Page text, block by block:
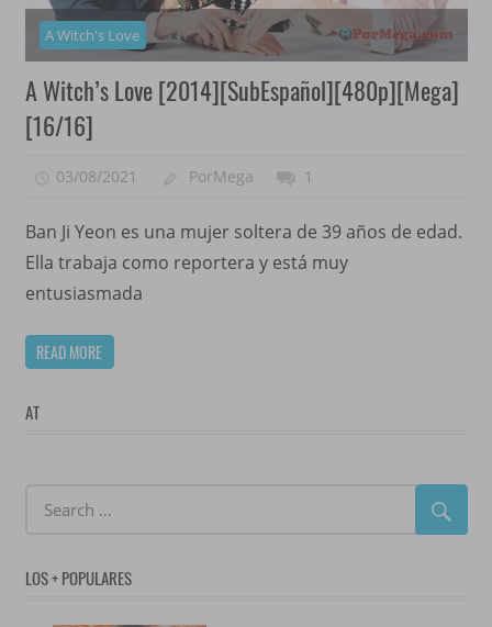
A Witch's Love
A Witch’s Love [2014][SubEspañol][480p][Mega]
[16/16]
03/08/2021 PorMega 1
Ban Ji Yeon es una mujer soltera de 39 años de edad.
Ella trabaja como reportera y está muy
entusiasmada
READ MORE
AT
LOS + POPULARES